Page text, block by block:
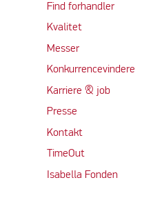
Find forhandler
Kvalitet
Messer
Konkurrencevindere
Karriere & job
Presse
Kontakt
TimeOut
Isabella Fonden